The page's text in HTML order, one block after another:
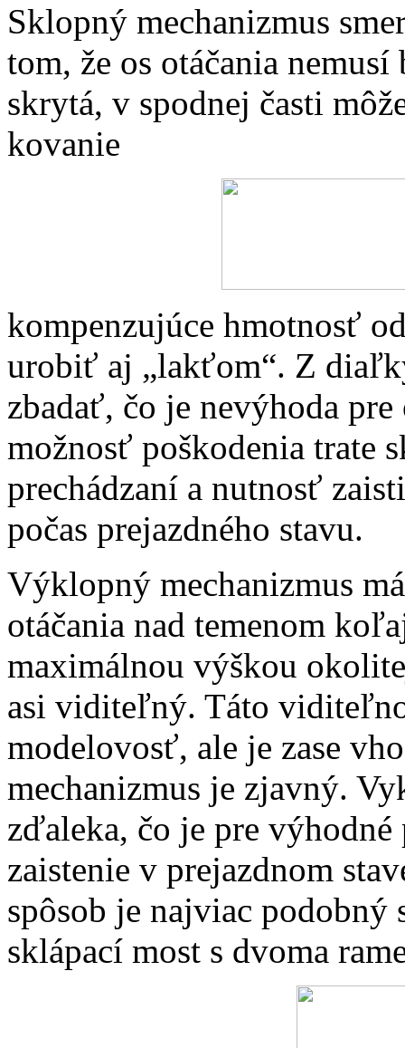
Sklopný mechanizmus
tom, že os otáčania
skrytá, v spodnej časti
kovanie
kompenzujúce hmotnosť
urobiť aj „lakťom“. Z
zbadať, čo je nevýhoda
možnosť poškodenia trate
prechádzaní a nutnosť
počas prejazdného stavu.
Výklopný mechanizmus
otáčania nad temenom
maximálnou výškou
asi viditeľný. Táto
modelovosť, ale je zase
mechanizmus je zjavný.
zďaleka, čo je pre
zaistenie v prejazdnom
spôsob je najviac
sklápací most s dvoma